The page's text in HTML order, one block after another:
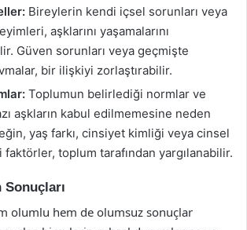
Bireylerin kendi içsel sorunları veya
aşklarını yaşamalarını
Güven sorunları veya geçmişte
bir ilişkiyi zorlaştırabilir.
Toplumun belirlediği normlar ve
aşkların kabul edilmemesine neden
yaş farkı, cinsiyet kimliği veya cinsel
toplum tarafından yargılanabilir.
Sonuçları
olumlu hem de olumsuz sonuçlar